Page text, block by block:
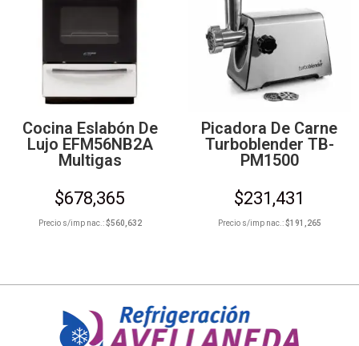
Cocina Eslabón De
Lujo EFM56NB2A
Multigas
$678,365
Precio s/imp nac.:$560,632
Picadora De Carne
Turboblender TB-
PM1500
$231,431
Precio s/imp nac.:$191,265